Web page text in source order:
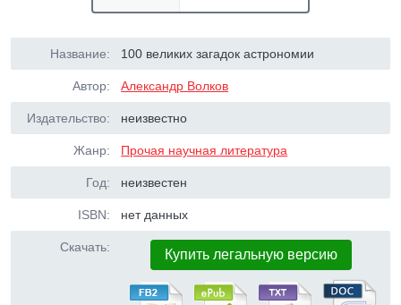
Название: 100 великих загадок астрономии
Автор: Александр Волков
Издательство: неизвестно
Жанр: Прочая научная литература
Год: неизвестен
ISBN: нет данных
Скачать: Купить легальную версию